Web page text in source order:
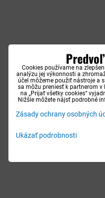
Cookies používame na
analýzu jej výkonnosti a
účel môžeme použiť nástroje a
sa môžu preniesť k partnerom v
na „Prijať všetky cookies“
Nižšie môžete nájsť podrobné
Zásady ochrany osobných
Ukázať podrobnosti